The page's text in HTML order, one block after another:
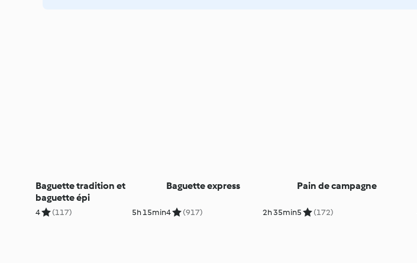
Baguette tradition et
baguette épi
4 (117) 5h 15min
Baguette express
4 (917) 2h 35min
Pain de campagne
5 (172)